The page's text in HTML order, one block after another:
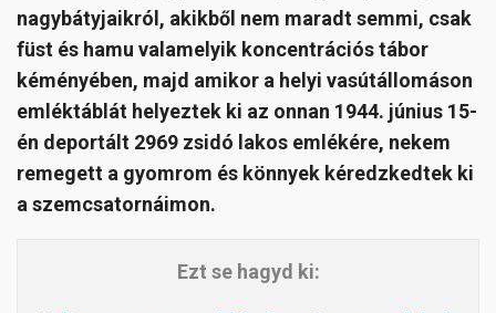
nagybátyjaikról, akikből nem maradt semmi, csak
füst és hamu valamelyik koncentrációs tábor
kéményében, majd amikor a helyi vasútállomáson
emléktáblát helyeztek ki az onnan 1944. június 15-
én deportált 2969 zsidó lakos emlékére, nekem
remegett a gyomrom és könnyek kéredzkedtek ki
a szemcsatornáimon.
Ezt se hagyd ki: